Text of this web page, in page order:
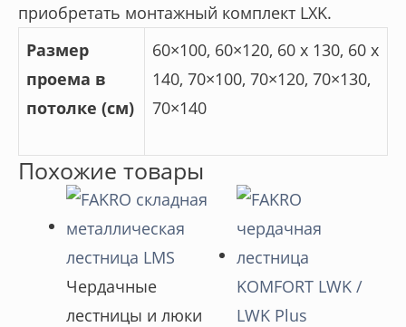
приобретать монтажный комплект LXK.
Размер
проема в
потолке (см)
60×100, 60×120, 60 х 130, 60 х
140, 70×100, 70×120, 70×130,
70×140
Похожие товары
Чердачные
лестницы и люки